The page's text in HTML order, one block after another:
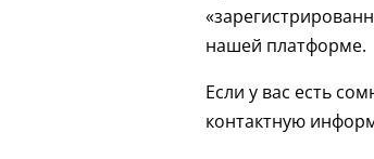
нашей платформе.
Если у вас есть
контактную